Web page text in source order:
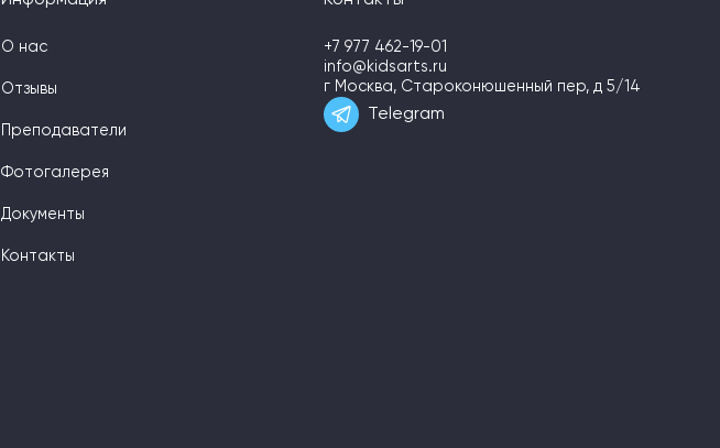
О нас
Отзывы
Преподаватели
Фотогалерея
Документы
Контакты
+7 977 462-19-01
info@kidsarts.ru
г Москва, Староконюшенный пер, д 5/14
Telegram